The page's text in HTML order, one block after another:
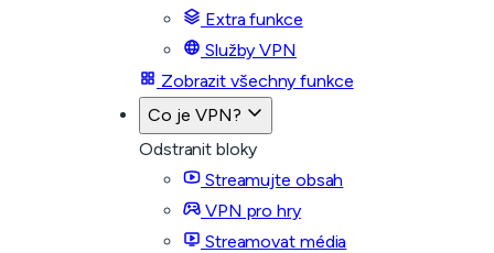
Extra funkce
Služby VPN
Zobrazit všechny funkce
Co je VPN?
Odstranit bloky
Streamujte obsah
VPN pro hry
Streamovat média